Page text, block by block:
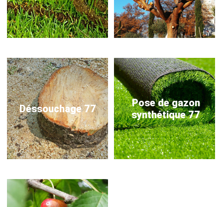
Déssouchage 77
Pose de gazon
synthétique 77